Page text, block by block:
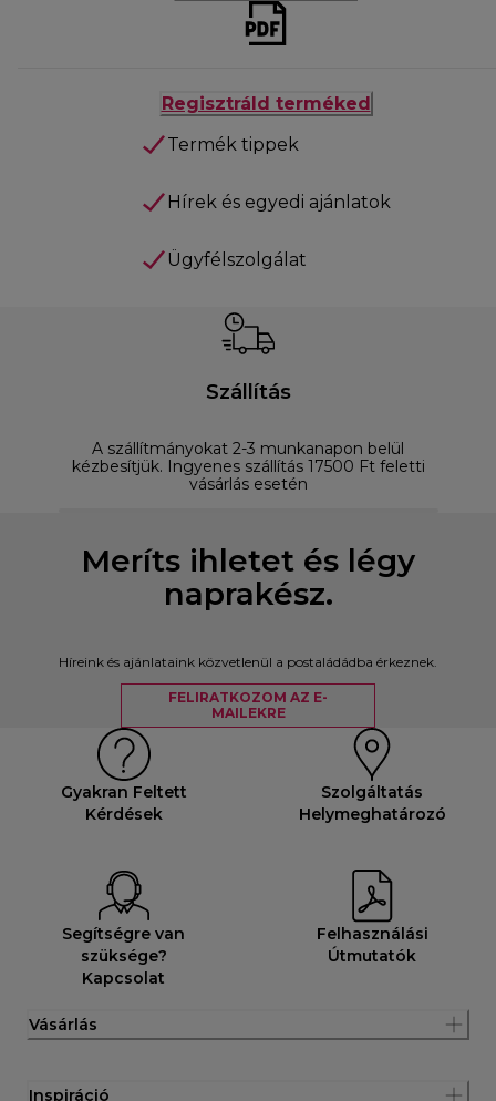
Regisztráld terméked
Termék tippek
Hírek és egyedi ajánlatok
Ügyfélszolgálat
Szállítás
A szállítmányokat 2-3 munkanapon belül
kézbesítjük. Ingyenes szállítás 17500 Ft feletti
vásárlás esetén
Meríts ihletet és légy
naprakész.
Híreink és ajánlataink közvetlenül a postaládádba érkeznek.
FELIRATKOZOM AZ E-
MAILEKRE
Gyakran Feltett
Kérdések
Szolgáltatás
Helymeghatározó
Segítségre van
szüksége?
Kapcsolat
Felhasználási
Útmutatók
Vásárlás
Inspiráció